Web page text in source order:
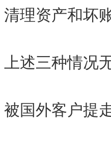
清理资产和坏
上述三种情况
被国外客户提